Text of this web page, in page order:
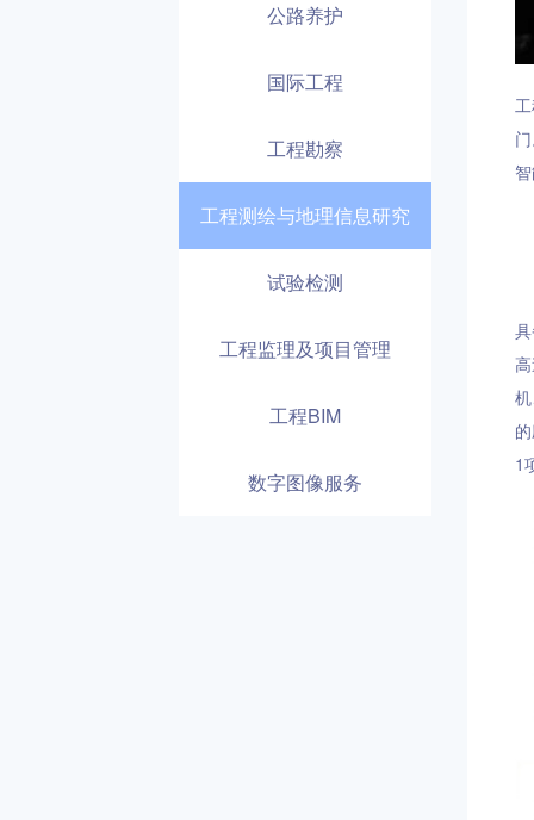
公路养护
国际工程
工程勘察
工程测绘与地理信息研究
试验检测
工程监理及项目管理
工程BIM
数字图像服务
1